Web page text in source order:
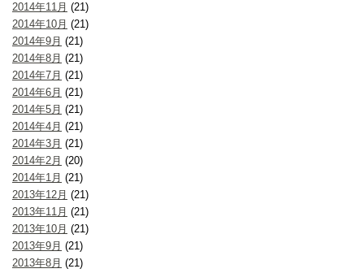
2014年11月 (21)
2014年10月 (21)
2014年9月 (21)
2014年8月 (21)
2014年7月 (21)
2014年6月 (21)
2014年5月 (21)
2014年4月 (21)
2014年3月 (21)
2014年2月 (20)
2014年1月 (21)
2013年12月 (21)
2013年11月 (21)
2013年10月 (21)
2013年9月 (21)
2013年8月 (21)